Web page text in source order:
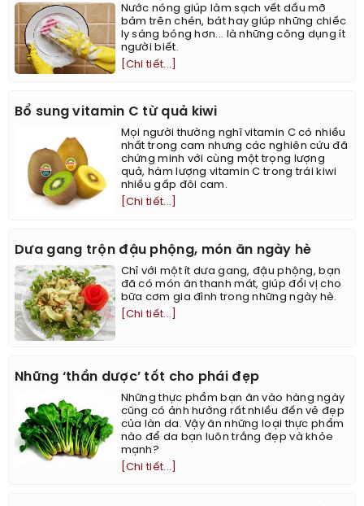
Nước nóng giúp làm sạch vết dầu mỡ
bám trên chén, bát hay giúp những chiếc
ly sáng bóng hơn... là những công dụng ít
người biết.
[Chi tiết...]
Bổ sung vitamin C từ quả kiwi
Mọi người thường nghĩ vitamin C có nhiều
nhất trong cam nhưng các nghiên cứu đã
chứng minh với cùng một trọng lượng
quả, hàm lượng vitamin C trong trái kiwi
nhiều gấp đôi cam.
[Chi tiết...]
Dưa gang trộn đậu phộng, món ăn ngày hè
Chỉ với một ít dưa gang, đậu phộng, bạn
đã có món ăn thanh mát, giúp đổi vị cho
bữa cơm gia đình trong những ngày hè.
[Chi tiết...]
Những ‘thần dược’ tốt cho phái đẹp
Những thực phẩm bạn ăn vào hàng ngày
cũng có ảnh hưởng rất nhiều đến vẻ đẹp
của làn da. Vậy ăn những loại thực phẩm
nào để da bạn luôn trắng đẹp và khỏe
mạnh?
[Chi tiết...]